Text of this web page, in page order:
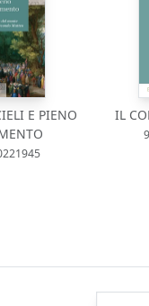
E PIENO
IL